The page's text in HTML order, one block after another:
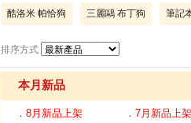
酷洛米 帕恰狗 三麗鷗 布丁狗 筆記
排序方式
本月新品
． 8月新品上架 ． 7月新品上架